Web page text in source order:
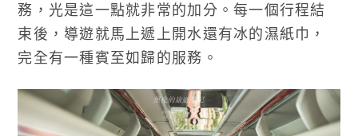
務，光是這一點就非常的加分。每一個行程結
束後，導遊就馬上遞上開水還有冰的濕紙巾，
完全有一種賓至如歸的服務。